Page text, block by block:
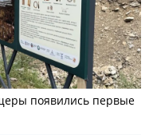
появились первые